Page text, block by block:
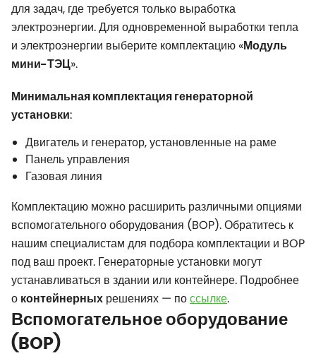
для задач, где требуется только выработка
электроэнергии. Для одновременной выработки тепла
и электроэнергии выберите комплектацию «Модуль
мини-ТЭЦ».
Минимальная комплектация генераторной
установки:
Двигатель и генератор, установленные на раме
Панель управления
Газовая линия
Комплектацию можно расширить различными опциями
вспомогательного оборудования (BOP). Обратитесь к
нашим специалистам для подбора комплектации и BOP
под ваш проект. Генераторные установки могут
устанавливаться в здании или контейнере. Подробнее
о контейнерных решениях — поссылке.
Вспомогательное оборудование
(BOP)